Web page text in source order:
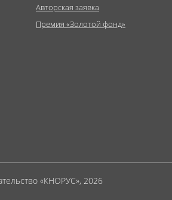
Авторская заявка
Премия «Золотой фонд»
«КНОРУС», 2026